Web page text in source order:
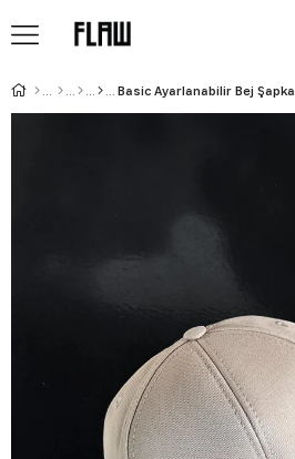
Basic Ayarlanabilir Bej Şapka